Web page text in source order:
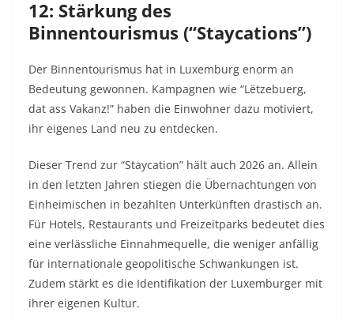
12: Stärkung des
Binnentourismus (“Staycations”)
Der Binnentourismus hat in Luxemburg enorm an
Bedeutung gewonnen. Kampagnen wie “Lëtzebuerg,
dat ass Vakanz!” haben die Einwohner dazu motiviert,
ihr eigenes Land neu zu entdecken.
Dieser Trend zur “Staycation” hält auch 2026 an. Allein
in den letzten Jahren stiegen die Übernachtungen von
Einheimischen in bezahlten Unterkünften drastisch an.
Für Hotels, Restaurants und Freizeitparks bedeutet dies
eine verlässliche Einnahmequelle, die weniger anfällig
für internationale geopolitische Schwankungen ist.
Zudem stärkt es die Identifikation der Luxemburger mit
ihrer eigenen Kultur.